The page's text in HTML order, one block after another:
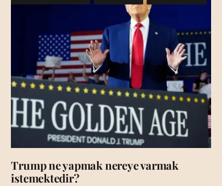
Trump ne yapmak nereye varmak
istemektedir?